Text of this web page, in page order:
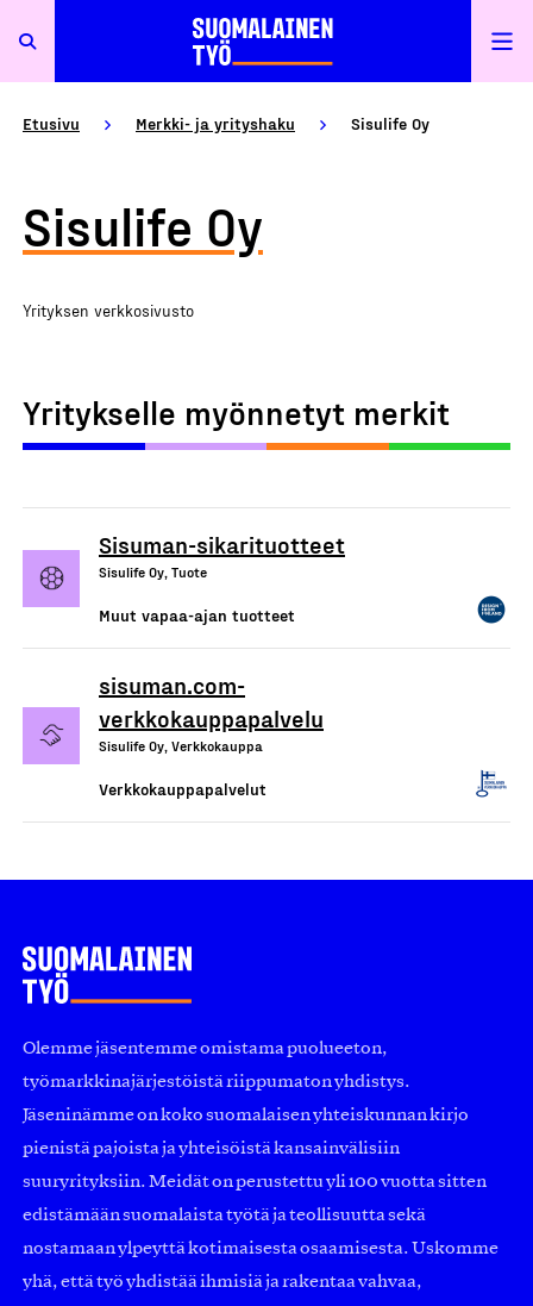
Etusivu Merkki- ja yrityshaku Sisulife Oy
Sisulife Oy
Yrityksen verkkosivusto
Yritykselle myönnetyt merkit
Sisuman-sikarituotteet
Sisulife Oy, Tuote
Muut vapaa-ajan tuotteet
sisuman.com-
verkkokauppapalvelu
Sisulife Oy, Verkkokauppa
Verkkokauppapalvelut
Olemme jäsentemme omistama puolueeton,
työmarkkinajärjestöistä riippumaton yhdistys.
Jäseninämme on koko suomalaisen yhteiskunnan kirjo
pienistä pajoista ja yhteisöistä kansainvälisiin
suuryrityksiin. Meidät on perustettu yli 100 vuotta sitten
edistämään suomalaista työtä ja teollisuutta sekä
nostamaan ylpeyttä kotimaisesta osaamisesta. Uskomme
yhä, että työ yhdistää ihmisiä ja rakentaa vahvaa,